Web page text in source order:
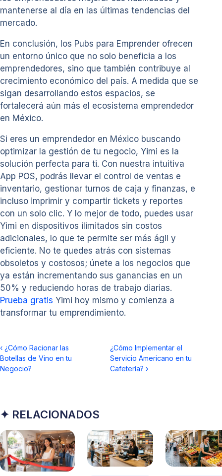
mantenerse al día en las últimas tendencias del
mercado.
En conclusión, los Pubs para Emprender ofrecen
un entorno único que no solo beneficia a los
emprendedores, sino que también contribuye al
crecimiento económico del país. A medida que se
sigan desarrollando estos espacios, se
fortalecerá aún más el ecosistema emprendedor
en México.
Si eres un emprendedor en México buscando
optimizar la gestión de tu negocio, Yimi es la
solución perfecta para ti. Con nuestra intuitiva
App POS, podrás llevar el control de ventas e
inventario, gestionar turnos de caja y finanzas, e
incluso imprimir y compartir tickets y reportes
con un solo clic. Y lo mejor de todo, puedes usar
Yimi en dispositivos ilimitados sin costos
adicionales, lo que te permite ser más ágil y
eficiente. No te quedes atrás con sistemas
obsoletos y costosos; únete a los negocios que
ya están incrementando sus ganancias en un
50% y reduciendo horas de trabajo diarias.
Prueba gratis Yimi hoy mismo y comienza a
transformar tu emprendimiento.
‹ ¿Cómo Racionar las
Botellas de Vino en tu
Negocio?
¿Cómo Implementar el
Servicio Americano en tu
Cafetería? ›
✦ RELACIONADOS